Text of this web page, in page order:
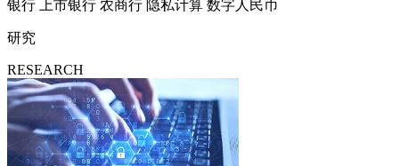
银行
上市银行 农商行 隐私计算 数字人民币
研究
RESEARCH